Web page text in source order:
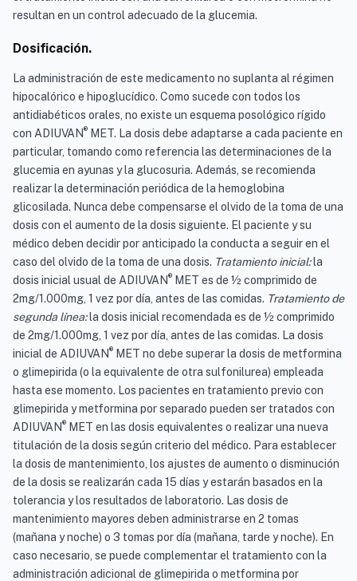
resultan en un control adecuado de la glucemia.
Dosificación.
La administración de este medicamento no suplanta al régimen
hipocalórico e hipoglucídico. Como sucede con todos los
antidiabéticos orales, no existe un esquema posológico rígido
con ADIUVAN® MET. La dosis debe adaptarse a cada paciente en
particular, tomando como referencia las determinaciones de la
glucemia en ayunas y la glucosuria. Además, se recomienda
realizar la determinación periódica de la hemoglobina
glicosilada. Nunca debe compensarse el olvido de la toma de una
dosis con el aumento de la dosis siguiente. El paciente y su
médico deben decidir por anticipado la conducta a seguir en el
caso del olvido de la toma de una dosis. Tratamiento inicial:la
dosis inicial usual de ADIUVAN® MET es de ½ comprimido de
2mg/1.000mg, 1 vez por día, antes de las comidas. Tratamiento de
segunda línea:la dosis inicial recomendada es de ½ comprimido
de 2mg/1.000mg, 1 vez por día, antes de las comidas. La dosis
inicial de ADIUVAN® MET no debe superar la dosis de metformina
o glimepirida (o la equivalente de otra sulfonilurea) empleada
hasta ese momento. Los pacientes en tratamiento previo con
glimepirida y metformina por separado pueden ser tratados con
ADIUVAN® MET en las dosis equivalentes o realizar una nueva
titulación de la dosis según criterio del médico. Para establecer
la dosis de mantenimiento, los ajustes de aumento o disminución
de la dosis se realizarán cada 15 días y estarán basados en la
tolerancia y los resultados de laboratorio. Las dosis de
mantenimiento mayores deben administrarse en 2 tomas
(mañana y noche) o 3 tomas por día (mañana, tarde y noche). En
caso necesario, se puede complementar el tratamiento con la
administración adicional de glimepirida o metformina por